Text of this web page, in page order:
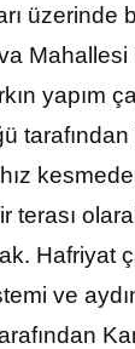
üzerinde
yapım
Hafriyat
ve